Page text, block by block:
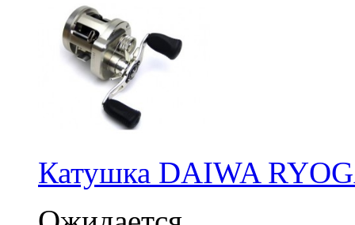
Катушка DAIWA